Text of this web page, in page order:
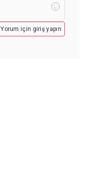
Yorum için giriş yapın